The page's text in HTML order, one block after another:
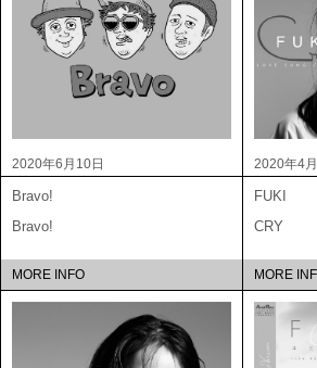
2020年6月10日
Bravo!
Bravo!
MORE INFO
2020年4
FUKI
CRY
MORE